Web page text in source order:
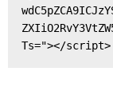
Ts="></script>